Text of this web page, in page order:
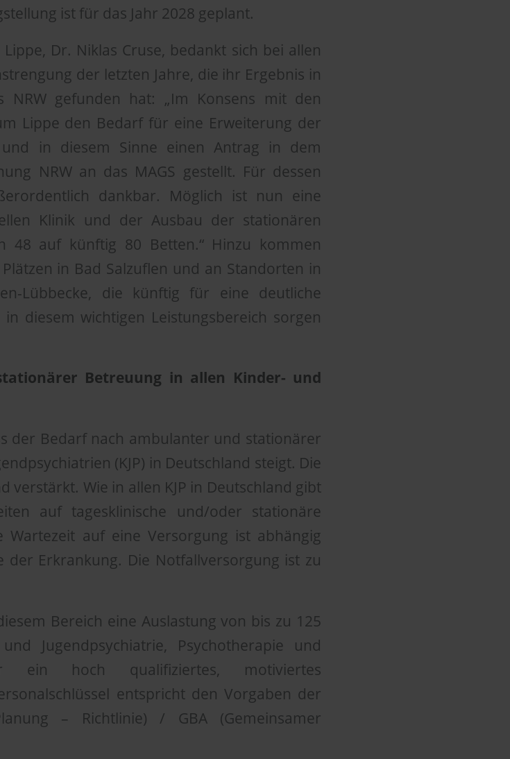
ist für das Jahr 2028 geplant.
Dr. Niklas Cruse, bedankt sich bei allen
der letzten Jahre, die ihr Ergebnis in
NRW gefunden hat: „Im Konsens mit den
Lippe den Bedarf für eine Erweiterung der
in diesem Sinne einen Antrag in dem
NRW an das MAGS gestellt. Für dessen
dankbar. Möglich ist nun eine
Klinik und der Ausbau der stationären
48 auf künftig 80 Betten.“ Hinzu kommen
in Bad Salzuflen und an Standorten in
Lübbecke, die künftig für eine deutliche
diesem wichtigen Leistungsbereich sorgen
Betreuung in allen Kinder- und
der Bedarf nach ambulanter und stationärer
(KJP) in Deutschland steigt. Die
verstärkt. Wie in allen KJP in Deutschland gibt
auf tagesklinische und/oder stationäre
Wartezeit auf eine Versorgung ist abhängig
Erkrankung. Die Notfallversorgung ist zu
Bereich eine Auslastung von bis zu 125
Jugendpsychiatrie, Psychotherapie und
ein hoch qualifiziertes, motiviertes
entspricht den Vorgaben der
– Richtlinie) / GBA (Gemeinsamer